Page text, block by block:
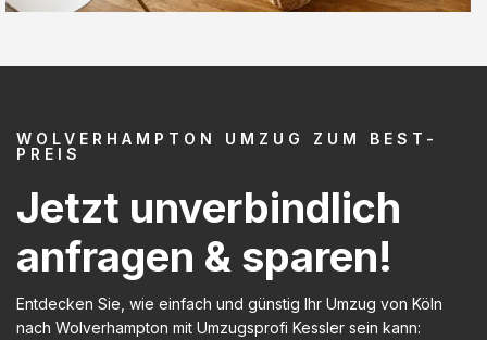
WOLVERHAMPTON UMZUG ZUM BEST-
PREIS
Jetzt unverbindlich
anfragen & sparen!
Entdecken Sie, wie einfach und günstig Ihr Umzug von Köln
nach Wolverhampton mit Umzugsprofi Kessler sein kann: